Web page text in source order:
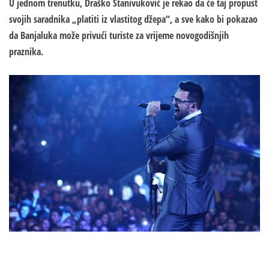
U jednom trenutku, Draško Stanivuković je rekao da će taj propust
svojih saradnika „platiti iz vlastitog džepa“, a sve kako bi pokazao
da Banjaluka može privući turiste za vrijeme novogodišnjih
praznika.